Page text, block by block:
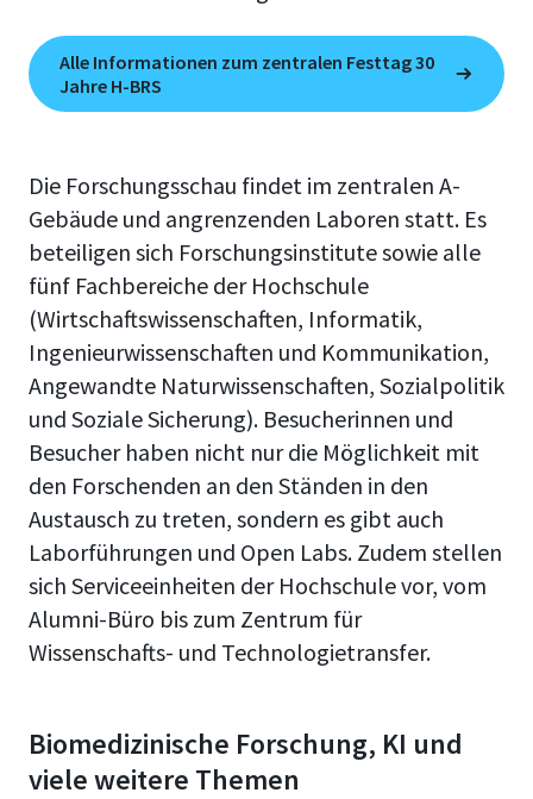
Alle Informationen zum zentralen Festtag 30
Jahre H-BRS
Die Forschungsschau findet im zentralen A-
Gebäude und angrenzenden Laboren statt. Es
beteiligen sich Forschungsinstitute sowie alle
fünf Fachbereiche der Hochschule
(Wirtschaftswissenschaften, Informatik,
Ingenieurwissenschaften und Kommunikation,
Angewandte Naturwissenschaften, Sozialpolitik
und Soziale Sicherung). Besucherinnen und
Besucher haben nicht nur die Möglichkeit mit
den Forschenden an den Ständen in den
Austausch zu treten, sondern es gibt auch
Laborführungen und Open Labs. Zudem stellen
sich Serviceeinheiten der Hochschule vor, vom
Alumni-Büro bis zum Zentrum für
Wissenschafts- und Technologietransfer.
Biomedizinische Forschung, KI und
viele weitere Themen